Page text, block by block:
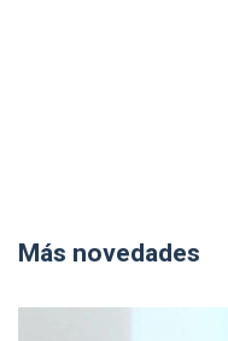
Más novedades